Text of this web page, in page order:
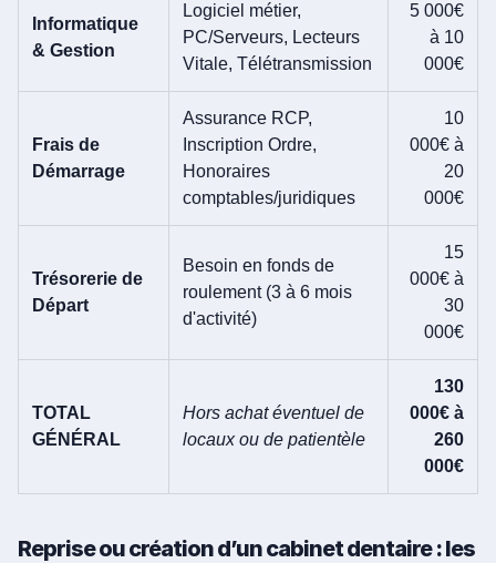
Informatique
& Gestion
Logiciel métier,
PC/Serveurs, Lecteurs
Vitale, Télétransmission
5 000€
à 10
000€
Frais de
Démarrage
Assurance RCP,
Inscription Ordre,
Honoraires
comptables/juridiques
10
000€ à
20
000€
Trésorerie de
Départ
Besoin en fonds de
roulement (3 à 6 mois
d'activité)
15
000€ à
30
000€
TOTAL
GÉNÉRAL
Hors achat éventuel de
locaux ou de patientèle
130
000€ à
260
000€
Reprise ou création d’un cabinet dentaire : les